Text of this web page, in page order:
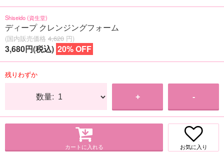
Shiseido (資生堂)
ディープ クレンジングフォーム
(国内販売価格 4,620 円)
3,680円(税込) 20% OFF
残りわずか
数量: + -
カートに入れる お気に入り